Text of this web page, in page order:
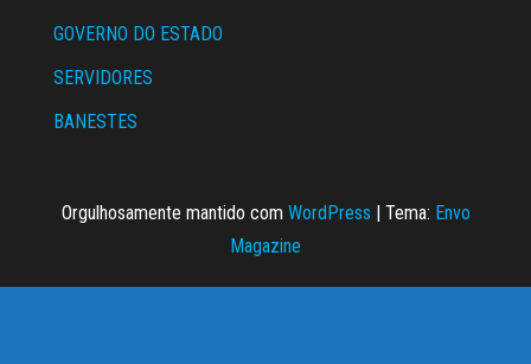
GOVERNO DO ESTADO
SERVIDORES
BANESTES
Orgulhosamente mantido com WordPress | Tema: Envo
Magazine